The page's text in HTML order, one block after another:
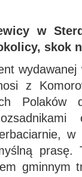
w
skok
z
Polaków
w
gminnym